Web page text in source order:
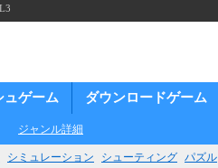
ュゲーム ダウンロードゲーム
ジャンル詳細
シミュレーション シューティング パズル